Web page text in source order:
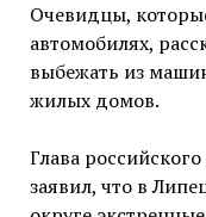
Очевидцы,
автомобилях,
выбежать из
жилых домов.
Глава
заявил, что в